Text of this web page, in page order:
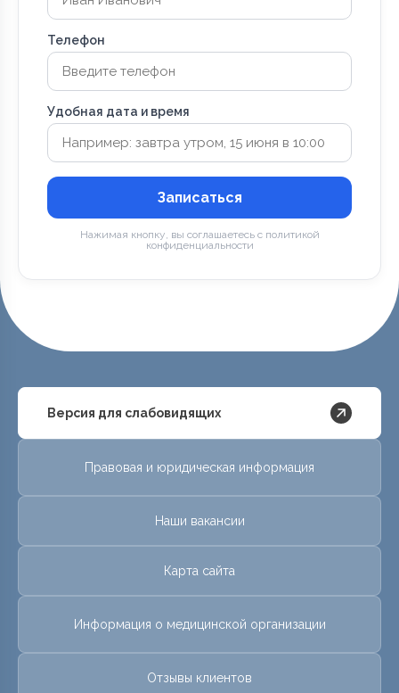
Телефон
Удобная дата и время
Записаться
Нажимая кнопку, вы соглашаетесь с политикой
конфиденциальности
Версия для слабовидящих
Правовая и юридическая информация
Наши вакансии
Карта сайта
Информация о медицинской организации
Отзывы клиентов